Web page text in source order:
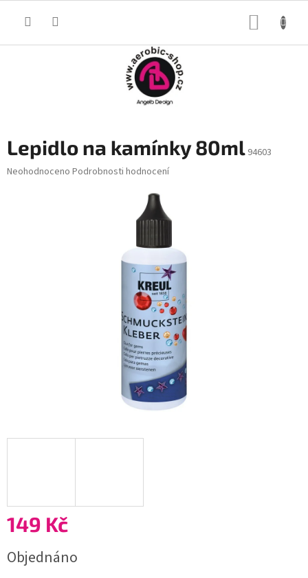
Lepidlo na kamínky 80ml 94603
Průměrné
Neohodnoceno Podrobnosti hodnocení
149 Kč
cena:
Objednáno